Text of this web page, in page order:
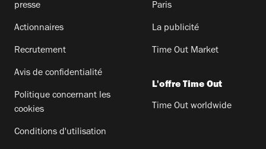
presse
Actionnaires
Recrutement
Avis de confidentialité
Politique concernant les
cookies
Conditions d'utilisation
Paris
La publicité
Time Out Market
L'offre Time Out
Time Out worldwide